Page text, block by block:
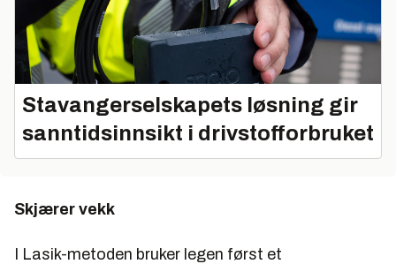
Stavangerselskapets løsning gir
sanntidsinnsikt i drivstofforbruket
Skjærer vekk
I Lasik-metoden bruker legen først et